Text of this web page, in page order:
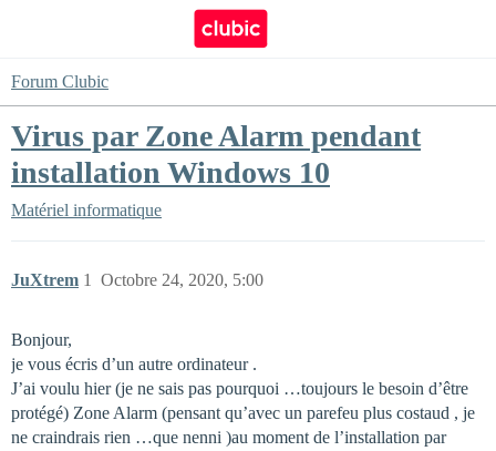
Forum Clubic
Virus par Zone Alarm pendant
installation Windows 10
Matériel informatique
JuXtrem Octobre 24, 2020, 5:00
1
Bonjour,
je vous écris d’un autre ordinateur .
J’ai voulu hier (je ne sais pas pourquoi …toujours le besoin d’être
protégé) Zone Alarm (pensant qu’avec un parefeu plus costaud , je
ne craindrais rien …que nenni )au moment de l’installation par